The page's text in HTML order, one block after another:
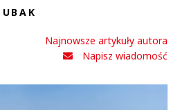
Najnowsze artykuły autora
Napisz wiadomość